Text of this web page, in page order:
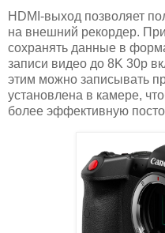
HDMI-выход позволяет
на внешний рекордер.
сохранять данные в
записи видео до 8K 30p
этим можно записывать
установлена в камере,
более эффективную